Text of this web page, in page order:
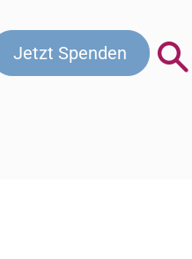
KontaktBeratung &
Jetzt Spenden